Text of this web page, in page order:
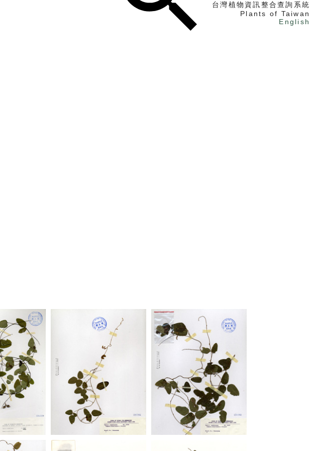
台灣植物資訊整合查詢系統
Plants of Taiwan
English